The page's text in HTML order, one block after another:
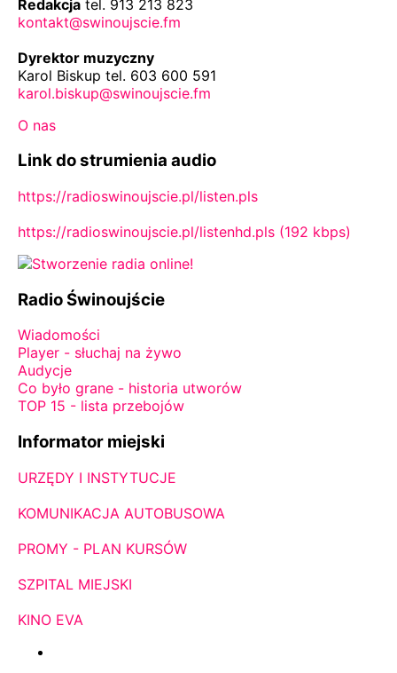
Redakcja tel. 913 213 823
kontakt@swinoujscie.fm
Dyrektor muzyczny
Karol Biskup tel. 603 600 591
karol.biskup@swinoujscie.fm
O nas
Link do strumienia audio
https://radioswinoujscie.pl/listen.pls
https://radioswinoujscie.pl/listenhd.pls (192 kbps)
Radio Świnoujście
Wiadomości
Player - słuchaj na żywo
Audycje
Co było grane - historia utworów
TOP 15 - lista przebojów
Informator miejski
URZĘDY I INSTYTUCJE
KOMUNIKACJA AUTOBUSOWA
PROMY - PLAN KURSÓW
SZPITAL MIEJSKI
KINO EVA